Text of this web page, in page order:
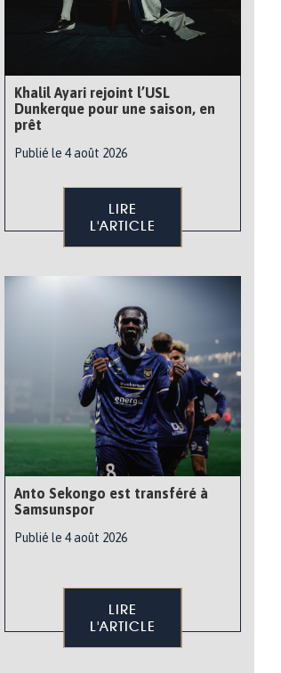
Khalil Ayari rejoint l’USL
Dunkerque pour une saison, en
prêt
Publié le 4 août 2026
LIRE
L'ARTICLE
Anto Sekongo est transféré à
Samsunspor
Publié le 4 août 2026
LIRE
L'ARTICLE